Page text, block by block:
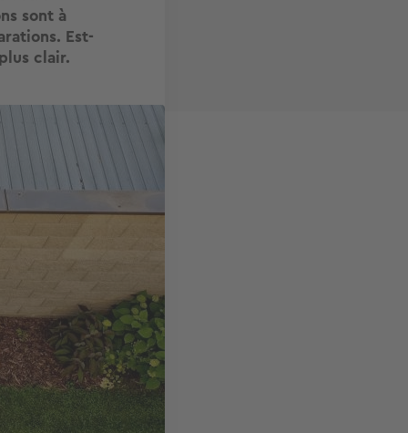
sont à
Est-
clair.